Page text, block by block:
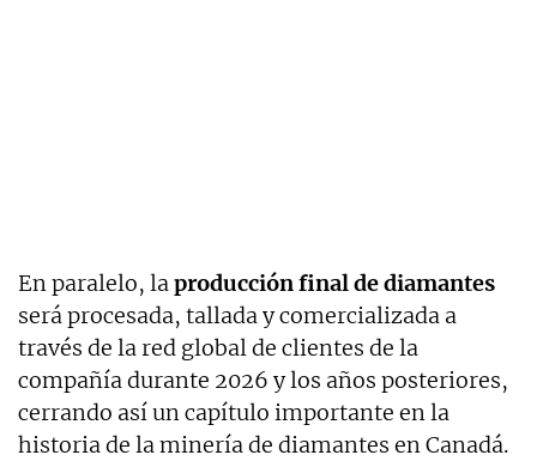
En paralelo, laproducción final de diamantes
será procesada, tallada y comercializada a
través de la red global de clientes de la
compañía durante 2026 y los años posteriores,
cerrando así un capítulo importante en la
historia de la minería de diamantes en Canadá.